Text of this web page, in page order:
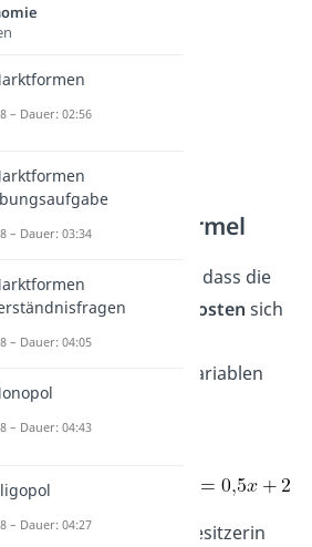
Grenzkosten Formel
Wir gehen davon aus, dass die
anfallendenGesamtkosten sich
durch eine lineare
Kostenfunktion aus variablen
Kosten und Fixkosten
ausdrücken lassen:
Gesamtkosten
Die Pommesbuden-Besitzerin
– Dauer: 02:56
– Dauer: 03:34
– Dauer: 04:05
– Dauer: 04:43
– Dauer: 04:27